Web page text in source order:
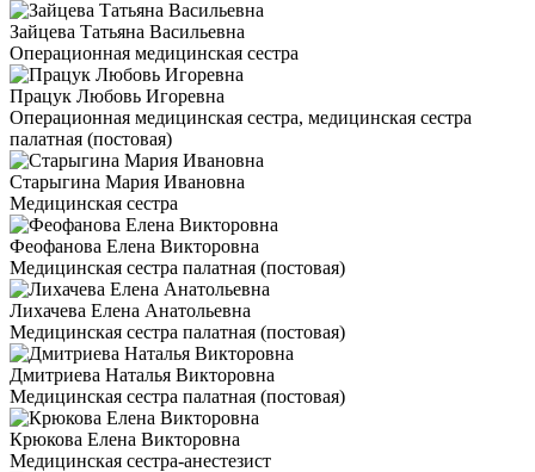
Зайцева Татьяна Васильевна
Операционная медицинская сестра
Працук Любовь Игоревна
Операционная медицинская сестра, медицинская сестра
палатная (постовая)
Старыгина Мария Ивановна
Медицинская сестра
Феофанова Елена Викторовна
Медицинская сестра палатная (постовая)
Лихачева Елена Анатольевна
Медицинская сестра палатная (постовая)
Дмитриева Наталья Викторовна
Медицинская сестра палатная (постовая)
Крюкова Елена Викторовна
Медицинская сестра-анестезист